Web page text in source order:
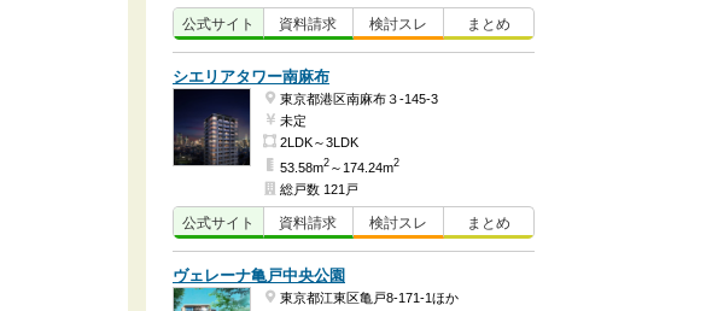
公式サイト 資料請求 検討スレ まとめ
シエリアタワー南麻布
東京都港区南麻布３-145-3
未定
2LDK～3LDK
53.58m2 ～174.24m2
総戸数 121戸
公式サイト 資料請求 検討スレ まとめ
ヴェレーナ亀戸中央公園
東京都江東区亀戸8-171-1ほか